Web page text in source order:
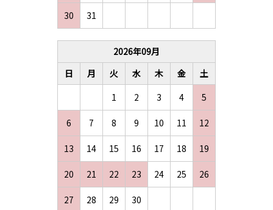
30 31
2026年09月
日
月 火 水 木 金
土
1
2 3 4 5
6 7 8 9 10 11 12
13 14 15 16 17 18 19
20 21 22 23 24 25 26
27 28 29 30